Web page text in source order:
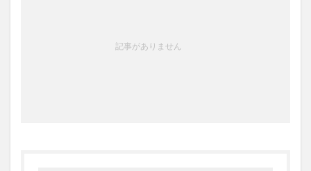
記事がありません